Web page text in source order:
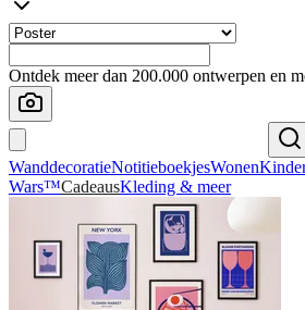
Ontdek meer dan 200.000 ontwerpen en
WanddecoratieNotitieboekjesWonen
Wars™CadeausKleding & meer